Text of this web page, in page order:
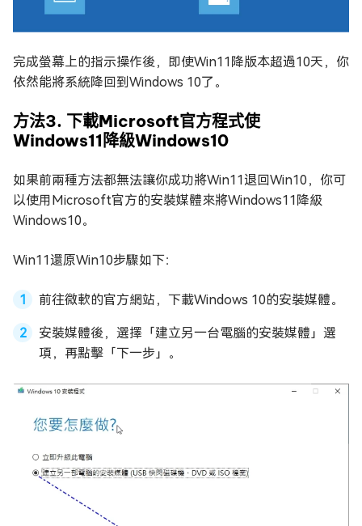
完成螢幕上的指示操作後，即使Win11降版本超過10天，你
依然能將系統降回到Windows 10了。
方法3. 下載Microsoft官方程式使
Windows11降級Windows10
如果前兩種方法都無法讓你成功將Win11退回Win10，你可
以使用Microsoft官方的安裝媒體來將Windows11降級
Windows10。
Win11還原Win10步驟如下：
前往微軟的官方網站，下載Windows 10的安裝媒體。
安裝媒體後，選擇「建立另一台電腦的安裝媒體」選
項，再點擊「下一步」。